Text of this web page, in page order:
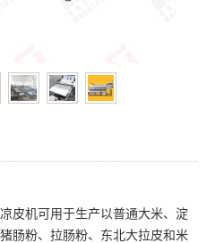
皮机可用于生产以普通大米、淀
肠粉、拉肠粉、东北大拉皮和米